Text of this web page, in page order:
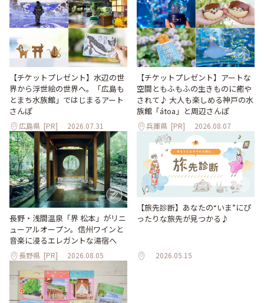
【チケットプレゼント】水辺の世
界から浮世絵の世界へ。「広島も
とまち水族館」ではじまるアート
さんぽ
広島県 [PR] 2026.07.31
【チケットプレゼント】アートな
空間ともふもふの生きものに癒や
されて♪ 大人も楽しめる神戸の水
族館「átoa」と周辺さんぽ
兵庫県 [PR] 2026.08.07
長野・浅間温泉「界 松本」がリニ
ューアルオープン。信州ワインと
音楽に浸るエレガントな湯宿へ
長野県 [PR] 2026.08.05
【旅先診断】あなたの“いま”にぴ
ったりな旅先が見つかる♪
2026.05.15